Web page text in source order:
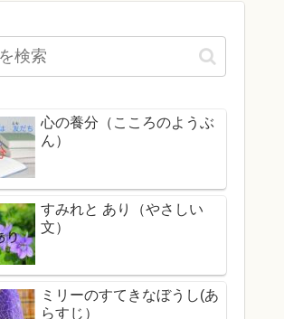
心の養分（こころのようぶ
ん）
すみれと あり（やさしい
文）
ミリーのすてきなぼうし(あ
らすじ）